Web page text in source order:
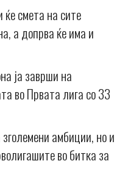
смета на сите
а допрва ќе има и
ја заврши на
во Првата лига со 33
амбиции, но и
во битка за